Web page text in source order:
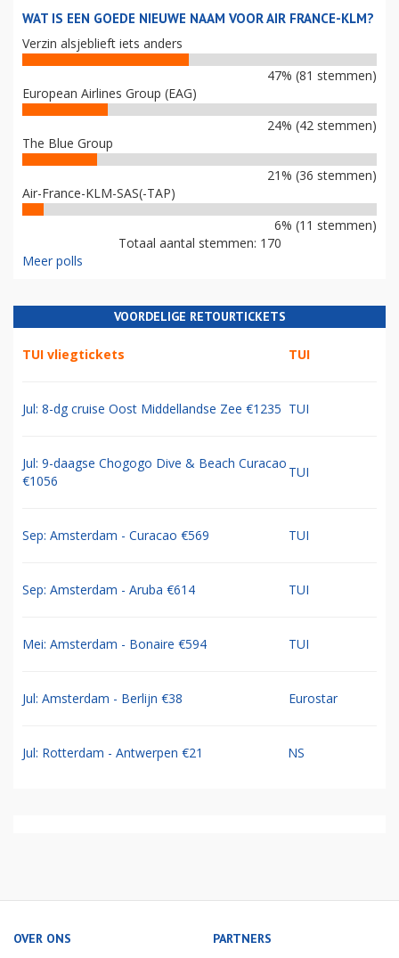
WAT IS EEN GOEDE NIEUWE NAAM VOOR AIR FRANCE-KLM?
Verzin alsjeblieft iets anders
47% (81 stemmen)
European Airlines Group (EAG)
24% (42 stemmen)
The Blue Group
21% (36 stemmen)
Air-France-KLM-SAS(-TAP)
6% (11 stemmen)
Totaal aantal stemmen: 170
Meer polls
VOORDELIGE RETOURTICKETS
TUI vliegtickets TUI
Jul: 8-dg cruise Oost Middellandse Zee €1235 TUI
Jul: 9-daagse Chogogo Dive & Beach Curacao
€1056
TUI
Sep: Amsterdam - Curacao €569 TUI
Sep: Amsterdam - Aruba €614 TUI
Mei: Amsterdam - Bonaire €594 TUI
Jul: Amsterdam - Berlijn €38 Eurostar
Jul: Rotterdam - Antwerpen €21 NS
OVER ONS PARTNERS